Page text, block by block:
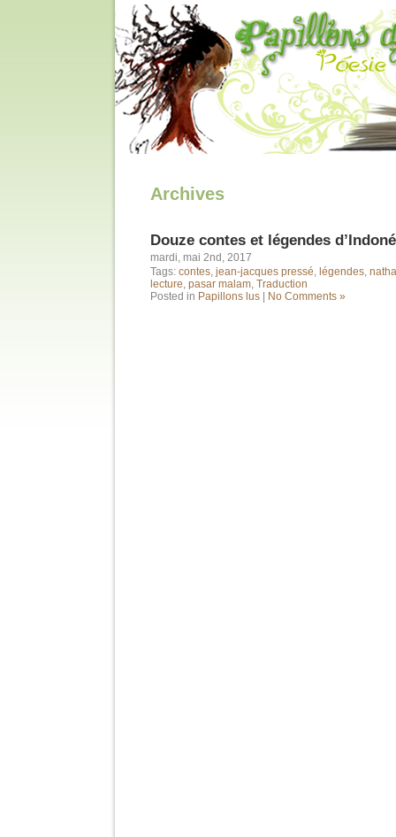
Archives
Douze contes et légendes
mardi, mai 2nd, 2017
Tags: contes, jean-jacques pressé, légendes,
lecture, pasar malam, Traduction
Posted in Papillons lus No Comments »